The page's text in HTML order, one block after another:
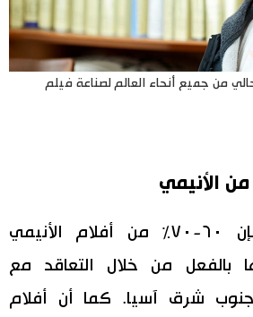
من جميع أنحاء العالم لصناعة فيلم
الأنيمي
طبقا لسوزوكي فإن ٦٠-٧٠٪ من أفلام الأنيمي
بالفعل من خلال التعاقد مع
شرق آسيا. كما أن أفلام